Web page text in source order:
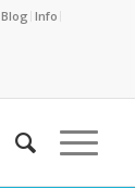
Blog Info